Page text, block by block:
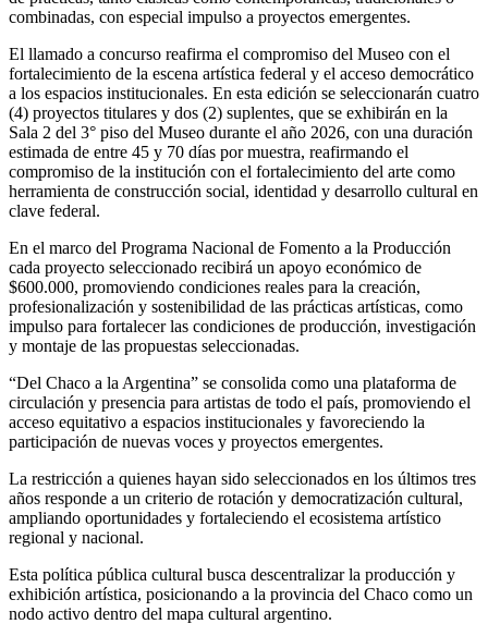
combinadas, con especial impulso a proyectos emergentes.
El llamado a concurso reafirma el compromiso del Museo con el
fortalecimiento de la escena artística federal y el acceso democrático
a los espacios institucionales. En esta edición se seleccionarán cuatro
(4) proyectos titulares y dos (2) suplentes, que se exhibirán en la
Sala 2 del 3° piso del Museo durante el año 2026, con una duración
estimada de entre 45 y 70 días por muestra, reafirmando el
compromiso de la institución con el fortalecimiento del arte como
herramienta de construcción social, identidad y desarrollo cultural en
clave federal.
En el marco del Programa Nacional de Fomento a la Producción
cada proyecto seleccionado recibirá un apoyo económico de
$600.000, promoviendo condiciones reales para la creación,
profesionalización y sostenibilidad de las prácticas artísticas, como
impulso para fortalecer las condiciones de producción, investigación
y montaje de las propuestas seleccionadas.
“Del Chaco a la Argentina” se consolida como una plataforma de
circulación y presencia para artistas de todo el país, promoviendo el
acceso equitativo a espacios institucionales y favoreciendo la
participación de nuevas voces y proyectos emergentes.
La restricción a quienes hayan sido seleccionados en los últimos tres
años responde a un criterio de rotación y democratización cultural,
ampliando oportunidades y fortaleciendo el ecosistema artístico
regional y nacional.
Esta política pública cultural busca descentralizar la producción y
exhibición artística, posicionando a la provincia del Chaco como un
nodo activo dentro del mapa cultural argentino.